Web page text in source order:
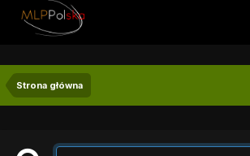
Strona główna